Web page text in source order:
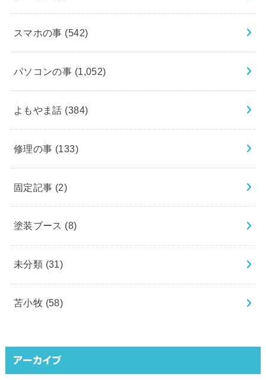
スマホの事 (542)
パソコンの事 (1,052)
よもやま話 (384)
修理の事 (133)
固定記事 (2)
塗装ブース (8)
未分類 (31)
苫小牧 (58)
アーカイブ